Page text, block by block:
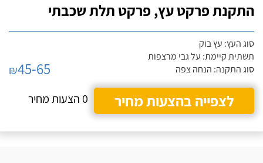
התקנת פרקט עץ, פרקט תלת שכבתי
סוג העץ: עץ בוק
תשתית קיימת: על גבי מרצפות
סוג התקנה: הנחה צפה
₪45-65
לצפייה בהצעות מחיר
0 הצעות מחיר